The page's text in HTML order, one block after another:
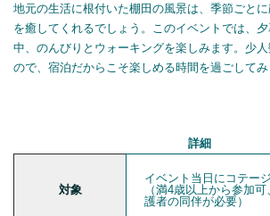
地元の生活に根付いた棚田の風景は、季節ごと
を癒してくれるでしょう。このイベントでは、
中、のんびりとウォーキングを楽しみます。少
ので、宿泊だからこそ楽しめる時間を過ごしてみ
詳細
対象
イベント当日にコテー
（満4歳以上から参加
護者の同伴が必要）